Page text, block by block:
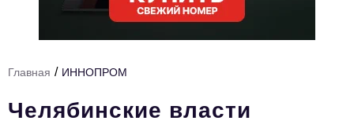
Технологии и тренды
Главная / ИННОПРОМ
Челябинские власти